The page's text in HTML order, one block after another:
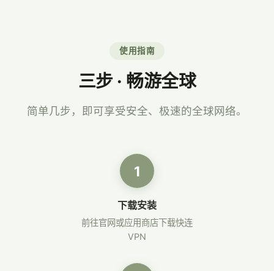
使用指南
三步 · 畅游全球
简单几步，即可享受安全、极速的全球网络。
1
下载安装
前往官网或应用商店下载快连
VPN